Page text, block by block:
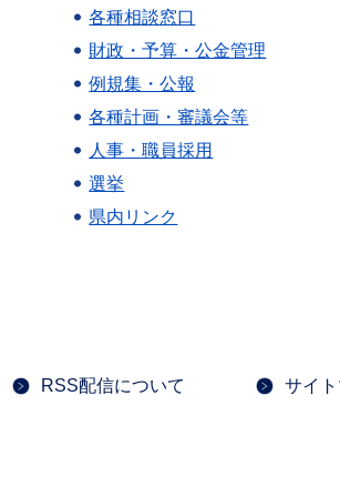
各種相談窓口
財政・予算・公金管理
例規集・公報
各種計画・審議会等
人事・職員採用
選挙
県内リンク
RSS配信について サイ